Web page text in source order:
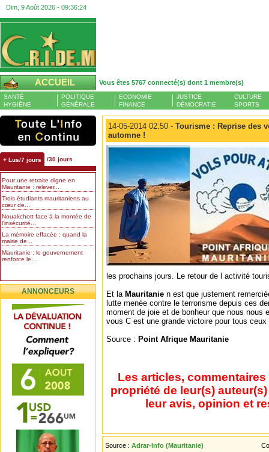
Dim, 9 Août 2026 - 09:36:24
ACCUEIL Vous êtes 5767 connecté(s) dont 1 membre(s)
SANTÉ
HYGIÈNE
POLITIQUE
GÉNÉRALE
ECONOMIE
FINANCE
JUSTICE
DÉMOCRATIE
CULTURE
SPORTS
+ Lus/7 jours /30 jours
Pour une retraite digne en
Mauritanie : relever...
Trois étudiants mauritaniens au
cœur de...
Nouakchott face à la montée de
l’insécurité...
La mémoire effacée : quand la
mairie de...
Mauritanie : le gouvernement
renforce le...
ANNONCEURS
14-05-2014 02:50 - Tourisme : Reprise des
automne !
les prochains jours. Le retour de l activité
Et la Mauritanie n est que justement
lutte menée contre le terrorisme depuis ces
moment de joie et de bonheur que nous nous
vous C est une grande victoire pour tous
Source : Point Afrique Mauritanie
Les articles,
propriété de leur(s)
leur avis, opinion et
Source : Adrar-Info (Mauritanie)